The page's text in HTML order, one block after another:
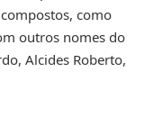
como
outros nomes do
Alcides Roberto,